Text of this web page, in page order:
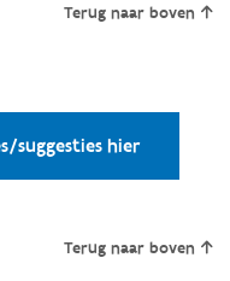
Terug naar boven
suggesties hier
Terug naar boven